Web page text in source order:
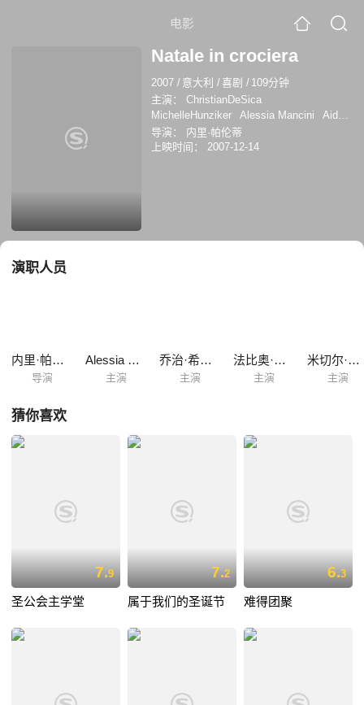
电影
Natale in crociera
2007 / 意大利 /喜剧 / 109分钟
主演：
ChristianDeSica
MichelleHunziker
Alessia Mancini
Aida
Yespica
乔治·希尔顿
Maurizio Aiello
亚历山德罗·西亚尼
导演：
内里·帕伦蒂
上映时间：
2007-12-14
演职人员
内里·帕伦蒂
导演
Alessia Mancini
主演
乔治·希尔顿
主演
法比奥·德·路易吉
主演
米切尔·亨泽尔
主演
猜你喜欢
7.9
圣公会主学堂
7.2
属于我们的圣诞节
6.3
难得团聚